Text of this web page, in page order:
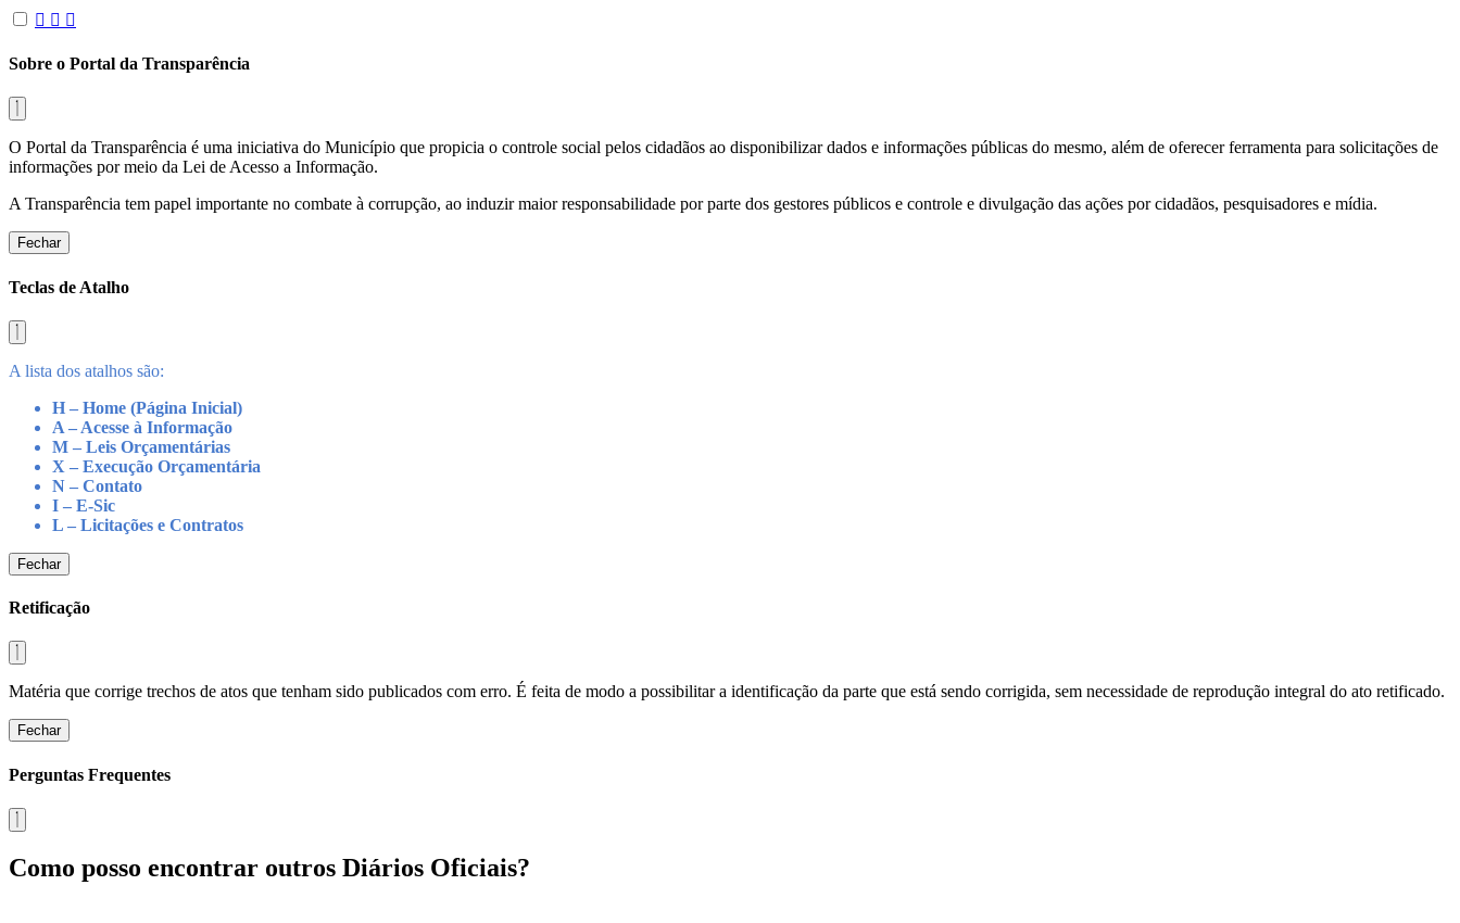
Sobre o Portal da Transparência
O Portal da Transparência é uma iniciativa do Município que propicia o controle social pelos cidadãos ao disponibilizar dados e informações públicas do mesmo, além de oferecer ferramenta para solicitações de
informações por meio da Lei de Acesso a Informação.
A Transparência tem papel importante no combate à corrupção, ao induzir maior responsabilidade por parte dos gestores públicos e controle e divulgação das ações por cidadãos, pesquisadores e mídia.
Fechar
Teclas de Atalho
A lista dos atalhos são:
H – Home (Página Inicial)
A – Acesse à Informação
M – Leis Orçamentárias
X – Execução Orçamentária
N – Contato
I – E-Sic
L – Licitações e Contratos
Fechar
Retificação
Matéria que corrige trechos de atos que tenham sido publicados com erro. É feita de modo a possibilitar a identificação da parte que está sendo corrigida, sem necessidade de reprodução integral do ato retificado.
Fechar
Perguntas Frequentes
Como posso encontrar outros Diários Oficiais?